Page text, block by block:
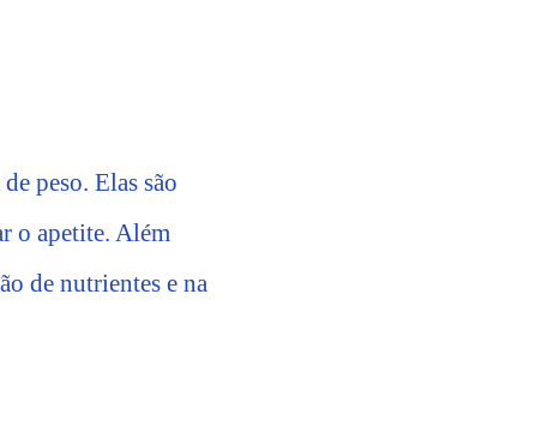
peso. Elas são
o apetite. Além
de nutrientes e na